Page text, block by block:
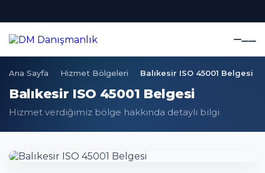
Ana Sayfa Hizmet Bölgeleri Balıkesir ISO 45001 Belgesi
Balıkesir ISO 45001 Belgesi
Hizmet verdiğimiz bölge hakkında detaylı bilgi